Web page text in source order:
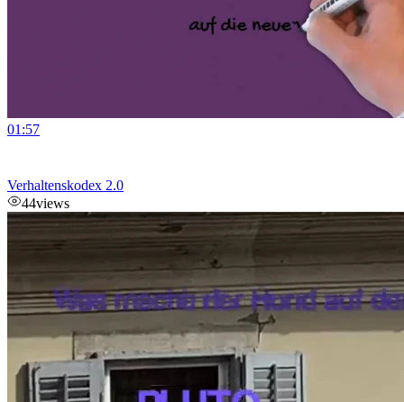
01:57
Verhaltenskodex 2.0
44views